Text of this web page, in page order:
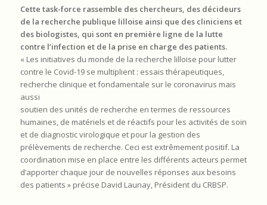
Cette task-force rassemble des chercheurs, des décideurs
de la recherche publique lilloise ainsi que des cliniciens et
des biologistes, qui sont en première ligne de la lutte
contre l’infection et de la prise en charge des patients.
« Les initiatives du monde de la recherche lilloise pour lutter
contre le Covid-19 se multiplient : essais thérapeutiques,
recherche clinique et fondamentale sur le coronavirus mais
aussi
soutien des unités de recherche en termes de ressources
humaines, de matériels et de réactifs pour les activités de soin
et de diagnostic virologique et pour la gestion des
prélèvements de recherche. Ceci est extrêmement positif. La
coordination mise en place entre les différents acteurs permet
d’apporter chaque jour de nouvelles réponses aux besoins
des patients » précise David Launay, Président du CRBSP.